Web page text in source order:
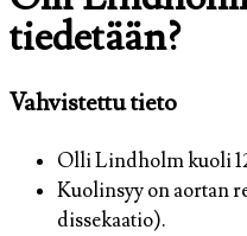
tiedetään?
Vahvistettu tieto
Olli Lindholm kuoli
Kuolinsyy on aortan
dissekaatio).